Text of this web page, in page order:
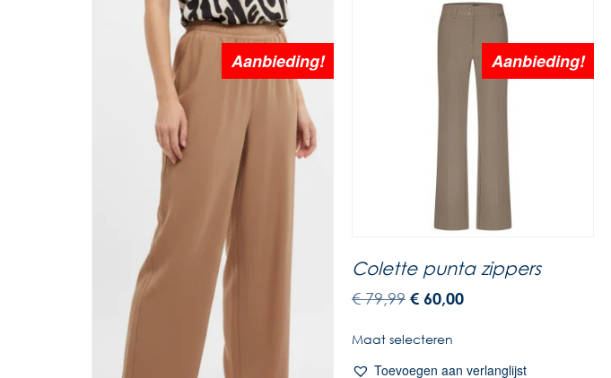
Aanbieding! Aanbieding!
Colette punta zippers
€79,99 € 60,00
Maat selecteren
Toevoegen aan verlanglijst